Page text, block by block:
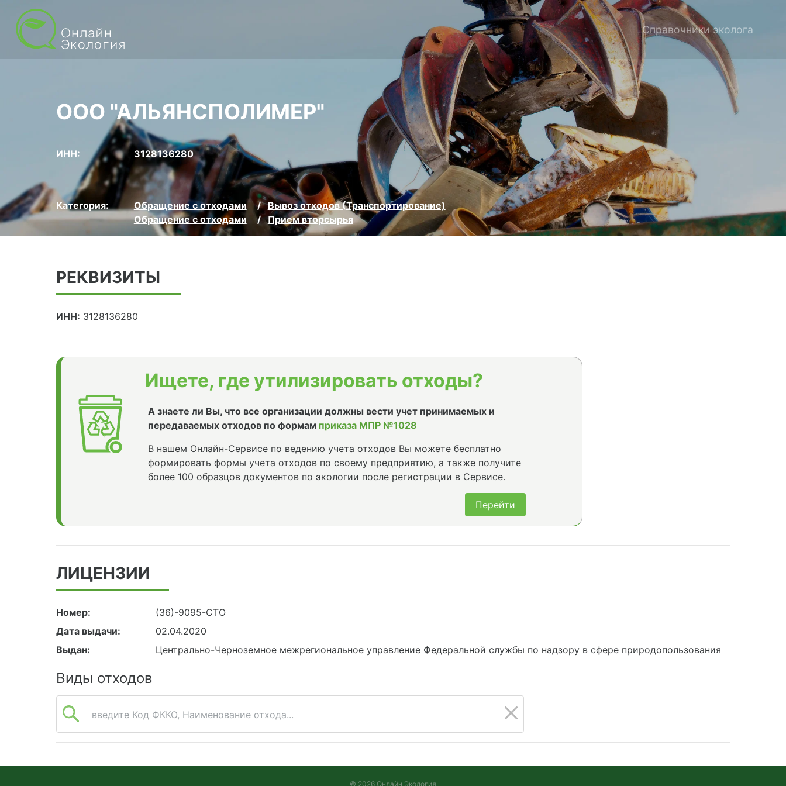
Справочники эколога
ООО "АЛЬЯНСПОЛИМЕР"
ИНН: 3128136280
Категория: Обращение с отходами
Вывоз отходов (Транспортирование)
Обращение с отходами
Прием вторсырья
РЕКВИЗИТЫ
ИНН: 3128136280
Ищете, где утилизировать отходы?
А знаете ли Вы, что все организации должны вести учет принимаемых и
передаваемых отходов по формам приказа МПР №1028
В нашем Онлайн-Сервисе по ведению учета отходов Вы можете бесплатно
формировать формы учета отходов по своему предприятию, а также получите
более 100 образцов документов по экологии после регистрации в Сервисе.
Перейти
ЛИЦЕНЗИИ
Номер:
(36)-9095-СТО
Дата выдачи:
02.04.2020
Выдан:
Центрально-Черноземное межрегиональное управление Федеральной службы по надзору в сфере природопользования
Виды отходов
введите Код ФККО, Наименование отхода...
© 2026 Онлайн Экология